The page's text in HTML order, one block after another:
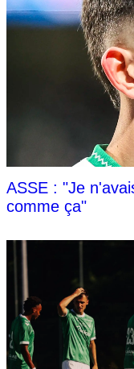
ASSE : "Je
comme ça"